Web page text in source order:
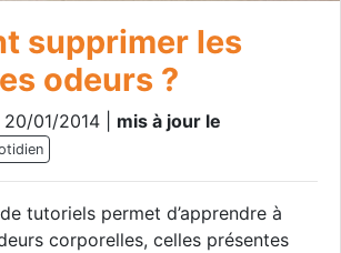
supprimer les
odeurs ?
01/2014 | mis à jour le
tutoriels permet d’apprendre à
corporelles, celles présentes